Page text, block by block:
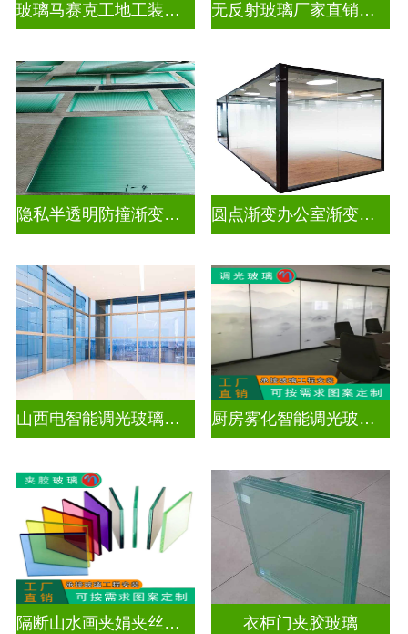
玻璃马赛克工地工装装饰玻璃 无反射玻璃厂家直销批发
隐私半透明防撞渐变装饰玻璃 圆点渐变办公室渐变玻璃
山西电智能调光玻璃厂家地址 厨房雾化智能调光玻璃有用吗
隔断山水画夹娟夹丝玻璃 衣柜门夹胶玻璃